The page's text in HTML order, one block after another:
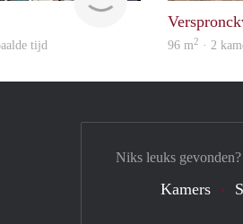
tijd 96 m2 · 2
Niks leuks
Kamers